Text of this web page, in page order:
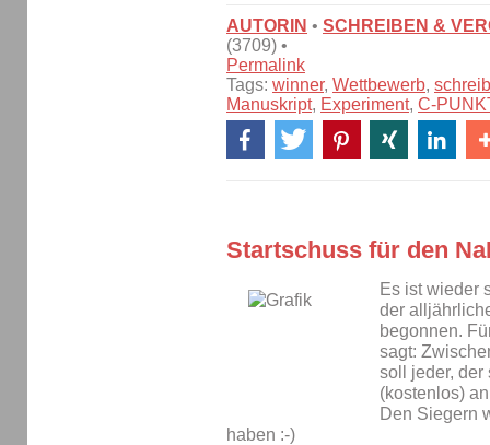
AUTORIN • SCHREIBEN &
(3709) •
Permalink
Tags: winner, Wettbewerb,
Manuskript, Experiment, C-
Startschuss für den
Es ist wieder
der
begonnen.
sagt:
soll jeder,
(kostenlos)
Den Siegern
haben :-)